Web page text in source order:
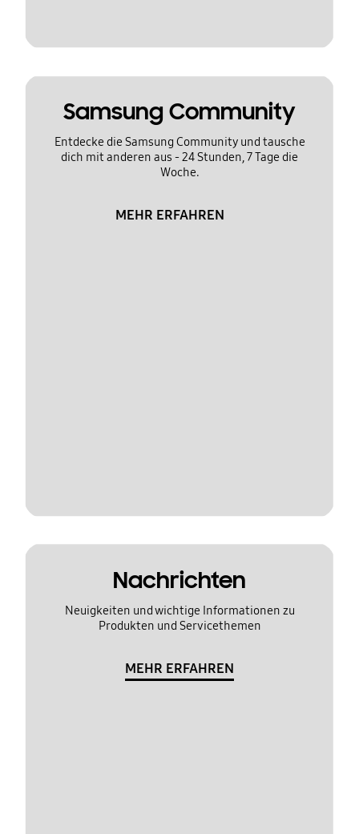
Samsung Community
Entdecke die Samsung Community und tausche
dich mit anderen aus - 24 Stunden, 7 Tage die
Woche.
MEHR ERFAHREN
Nachrichten
Neuigkeiten und wichtige Informationen zu
Produkten und Servicethemen
MEHR ERFAHREN